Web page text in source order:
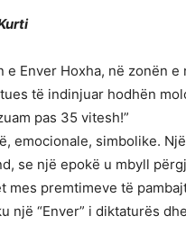
e Enver Hoxha, në zonën
të indinjuar hodhën
pas 35 vitesh!”
emocionale, simbolike.
se një epokë u mbyll
mes premtimeve të
një “Enver” i diktaturës